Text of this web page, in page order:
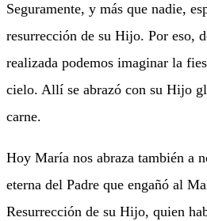
Seguramente, y más que nadie,
resurrección de su Hijo. Por eso,
realizada podemos imaginar la
cielo. Allí se abrazó con su Hijo
carne.
Hoy María nos abraza también a
eterna del Padre que engañó al
Resurrección de su Hijo, quien